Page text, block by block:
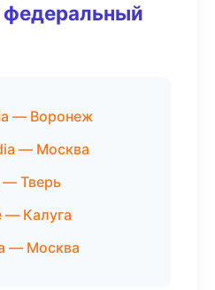
— Воронеж
— Москва
— Тверь
— Калуга
— Москва